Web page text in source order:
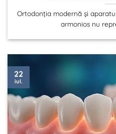
Ortodonția modernă și
armonios nu
22
iul.